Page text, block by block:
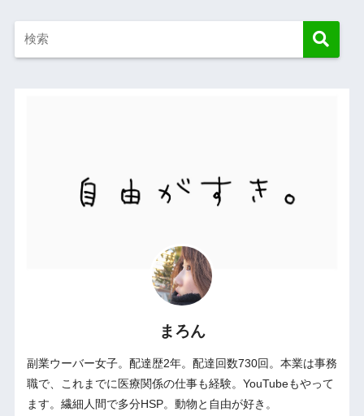
まろん
副業ウーバー女子。配達歴2年。配達回数730回。本業は事務
職で、これまでに医療関係の仕事も経験。YouTubeもやって
ます。繊細人間で多分HSP。動物と自由が好き。